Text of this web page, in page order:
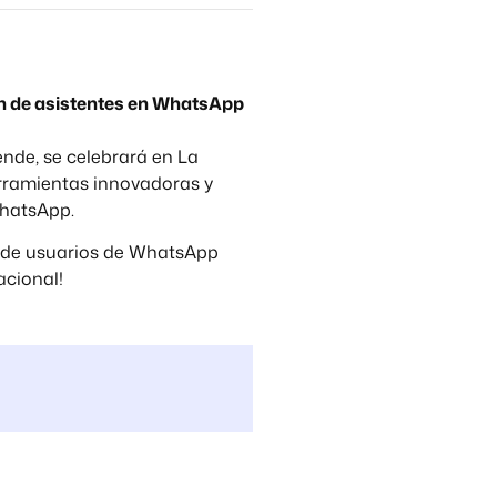
de asistentes en WhatsApp
se celebrará en La
innovadoras y
usuarios de WhatsApp